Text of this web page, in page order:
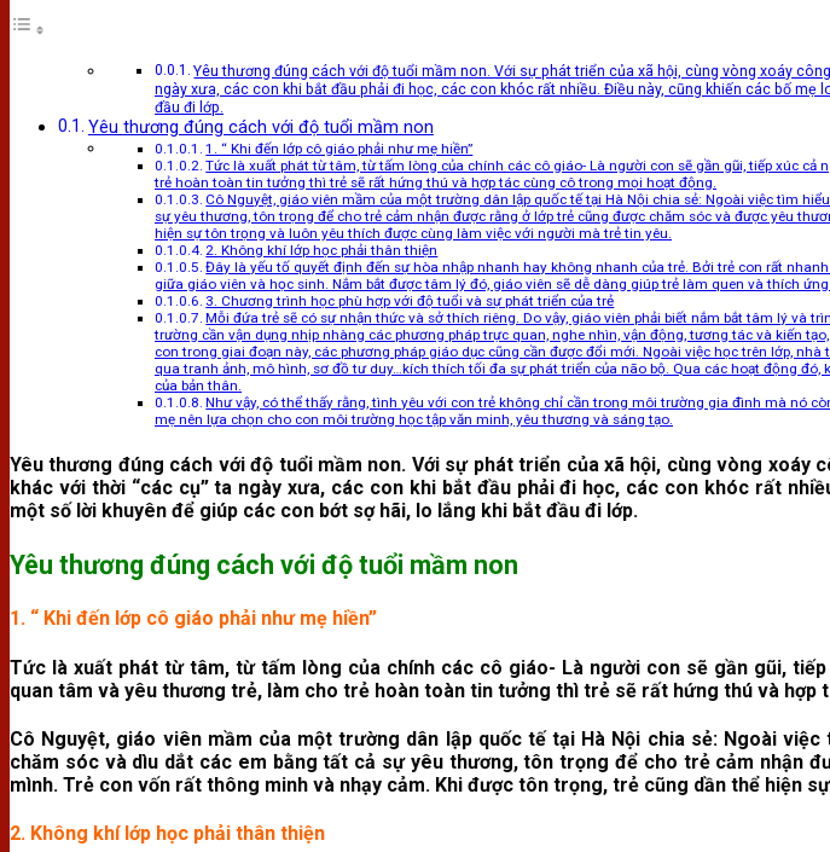
Yêu thương đúng cách với độ tuổi mầm non. Với sự phát triển của xã hội, cùng vòng xoáy
ngày xưa, các con khi bắt đầu phải đi học, các con khóc rất nhiều. Điều này, cũng khiến các bố
đầu đi lớp.
Yêu thương đúng cách với độ tuổi mầm non
1. “ Khi đến lớp cô giáo phải như mẹ hiền”
Tức là xuất phát từ tâm, từ tấm lòng của chính các cô giáo- Là người con sẽ gần gũi, tiếp xúc
trẻ hoàn toàn tin tưởng thì trẻ sẽ rất hứng thú và hợp tác cùng cô trong mọi hoạt động.
Cô Nguyệt, giáo viên mầm của một trường dân lập quốc tế tại Hà Nội chia sẻ: Ngoài việc tìm
sự yêu thương, tôn trọng để cho trẻ cảm nhận được rằng ở lớp trẻ cũng được chăm sóc và được yêu
hiện sự tôn trọng và luôn yêu thích được cùng làm việc với người mà trẻ tin yêu.
2. Không khí lớp học phải thân thiện
Đây là yếu tố quyết định đến sự hòa nhập nhanh hay không nhanh của trẻ. Bởi trẻ con rất
giữa giáo viên và học sinh. Nắm bắt được tâm lý đó, giáo viên sẽ dễ dàng giúp trẻ làm quen và thích
3. Chương trình học phù hợp với độ tuổi và sự phát triển của trẻ
Mỗi đứa trẻ sẽ có sự nhận thức và sở thích riêng. Do vậy, giáo viên phải biết nắm bắt tâm lý và
trường cần vận dụng nhịp nhàng các phương pháp trực quan, nghe nhìn, vận động, tương tác và kiến
con trong giai đoạn này, các phương pháp giáo dục cũng cần được đổi mới. Ngoài việc học trên lớp,
qua tranh ảnh, mô hình, sơ đồ tư duy…kích thích tối đa sự phát triển của não bộ. Qua các hoạt động
của bản thân.
Như vậy, có thể thấy rằng, tình yêu với con trẻ không chỉ cần trong môi trường gia đình mà nó
mẹ nên lựa chọn cho con môi trường học tập văn minh, yêu thương và sáng tạo.
Yêu thương đúng cách với độ tuổi mầm non. Với sự phát triển của xã hội, cùng vòng
khác với thời “các cụ” ta ngày xưa, các con khi bắt đầu phải đi học, các con khóc rất
một số lời khuyên để giúp các con bớt sợ hãi, lo lắng khi bắt đầu đi lớp.
Yêu thương đúng cách với độ tuổi mầm non
1. “ Khi đến lớp cô giáo phải như mẹ hiền”
Tức là xuất phát từ tâm, từ tấm lòng của chính các cô giáo- Là người con sẽ gần gũi,
quan tâm và yêu thương trẻ, làm cho trẻ hoàn toàn tin tưởng thì trẻ sẽ rất hứng thú và hợp
Cô Nguyệt, giáo viên mầm của một trường dân lập quốc tế tại Hà Nội chia sẻ: Ngoài
chăm sóc và dìu dắt các em bằng tất cả sự yêu thương, tôn trọng để cho trẻ cảm nhận
mình. Trẻ con vốn rất thông minh và nhạy cảm. Khi được tôn trọng, trẻ cũng dần thể hiện
2. Không khí lớp học phải thân thiện